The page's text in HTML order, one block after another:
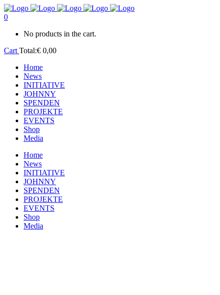
0
No products in the cart.
Cart Total:€ 0,00
Home
News
INITIATIVE
JOHNNY
SPENDEN
PROJEKTE
EVENTS
Shop
Media
Home
News
INITIATIVE
JOHNNY
SPENDEN
PROJEKTE
EVENTS
Shop
Media